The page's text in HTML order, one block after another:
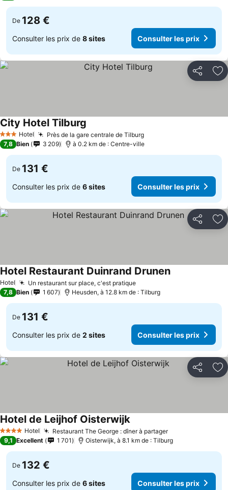
De 128 €
Consulter les prix de 8 sites Consulter les prix
Partager
3 ÉtoilesHotel Près de la gare centrale de Tilburg
City Hotel Tilburg
7,8 Bien 3 209 à 0.2 km de : Centre-ville
De 131 €
Consulter les prix de 6 sites Consulter les prix
Partager
Hotel Un restaurant sur place, c'est pratique
Hotel Restaurant Duinrand Drunen
7,8 Bien 1 607 Heusden, à 12.8 km de : Tilburg
De 131 €
Consulter les prix de 2 sites Consulter les prix
Partager
4 Étoiles Hotel Restaurant The George : dîner à partager
Hotel de Leijhof Oisterwijk
9,1 Excellent 1 701 Oisterwijk, à 8.1 km de : Tilburg
De 132 €
Consulter les prix de 6 sites Consulter les prix